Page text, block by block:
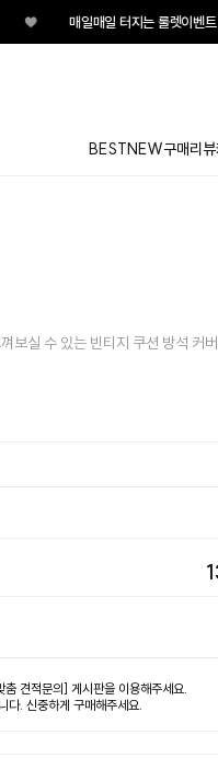
♥ 매일매일 터지는 룰렛이벤트
BESTNEW구매리뷰
보실 수 있는 빈티지 쿠션 방석 커
견적문의] 게시판을 이용해주세요.
다. 신중하게 구매해주세요.